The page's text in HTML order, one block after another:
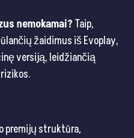
nemokamai? Taip,
žaidimus iš Evoplay,
versiją, leidžiančią
premijų struktūra,